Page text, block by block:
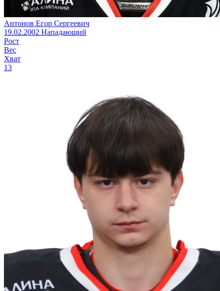
Антонов Егор Сергеевич
19.02.2002 Нападающий
Рост
Вес
Хват
13